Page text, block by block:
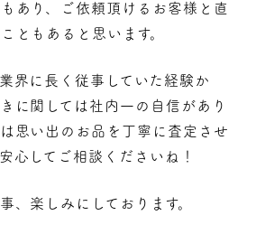
あり、ご依頼頂けるお客様と直
ともあると思います。
界に長く従事していた経験か
に関しては社内一の自信があり
思い出のお品を丁寧に査定させ
心してご相談くださいね！
、楽しみにしております。